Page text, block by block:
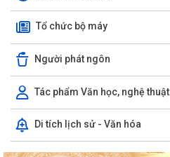
Tổ chức bộ máy
Người phát ngôn
Tác phẩm Văn học, nghệ thuật
Di tích lịch sử - Văn hóa